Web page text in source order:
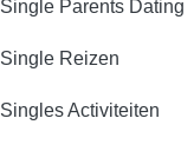
Single Parents Dating
Single Reizen
Singles Activiteiten